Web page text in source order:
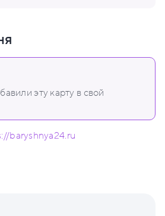
эту карту в свой
baryshnya24.ru